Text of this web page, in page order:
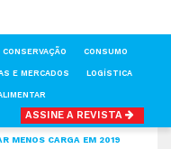
CONSERVAÇÃO CONSUMO
E MERCADOS LOGÍSTICA
ASSINE A REVISTA
MENOS CARGA EM 2019